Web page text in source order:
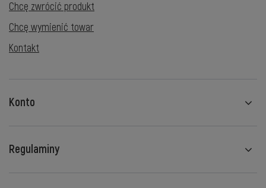
Chcę zwrócić produkt
Chcę wymienić towar
Kontakt
Konto
Regulaminy